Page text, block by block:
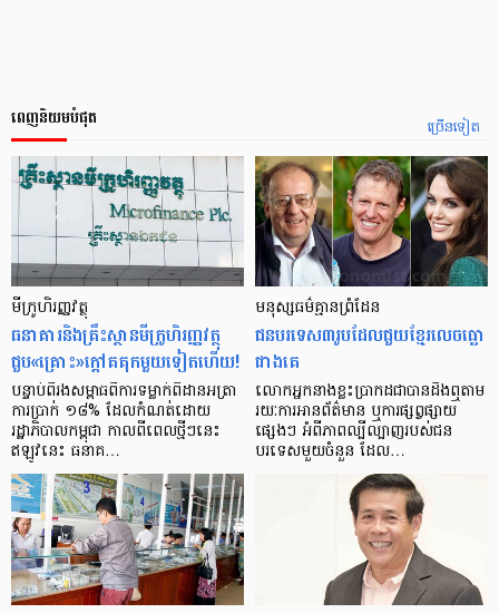
ច្រើនទៀត
ពេញនិយមបំផុត
មីក្រូ​ហិរញ្ញវត្ថុ
ធនាគារ​និង​គ្រឹះស្ថាន​មីក្រូ​ហិរញ្ញវត្ថុ​
ជួប«គ្រោះ»ក្តៅ​គគុក​មួយ​ទៀត​ហើយ!
បន្ទាប់​ពី​រង​សម្ពាធ​​ពី​ការ​ទម្លាក់​ពិដាន​អត្រា​
ការ​ប្រាក់ ១៨​% ដែល​កំណត់​ដោយ​
រដ្ឋាភិបាល​កម្ពុជា កាល​ពី​ពេល​ថ្មីៗ​នេះ
ឥឡូវ​នេះ ធនាគ…
មនុស្ស​ធម៌​គ្មាន​ព្រំដែន
ជន​បរទេស​៣​រូប​ដែល​ជួយ​ខ្មែរ​លេច​ធ្លោ​
ជាង​គេ
លោកអ្នក​នាង​ខ្លះ​ប្រាកដ​ជា​បាន​​ដឹង​ឮ​តាម​
រយៈ​ការ​អាន​ព័ត៌មាន ឬ​ការ​ផ្សព្វផ្សាយ​
ផ្សេងៗ អំពី​ភាព​ល្បីល្បាញ​របស់​ជន​
បរទេស​មួយ​ចំនួន ដែល…